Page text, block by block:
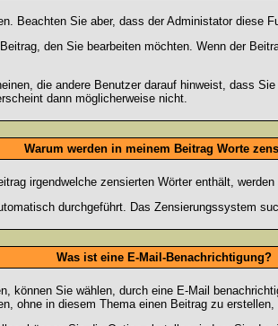
Beachten Sie aber, dass der Administator diese
den Sie bearbeiten möchten. Wenn der
die andere Benutzer darauf hinweist, dass
dann möglicherweise nicht.
Warum werden in meinem Beitrag Worte
irgendwelche zensierten Wörter enthält,
durchgeführt. Das Zensierungssystem
Was ist eine E-Mail-Benachrichtigung?
können Sie wählen, durch eine E-Mail
ohne in diesem Thema einen Beitrag zu